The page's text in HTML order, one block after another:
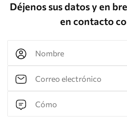
Déjenos sus datos y en
en contacto